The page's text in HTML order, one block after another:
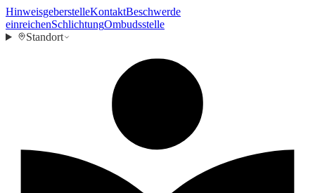
HinweisgeberstelleKontaktBeschwerde
einreichenSchlichtungOmbudsstelle
Standort